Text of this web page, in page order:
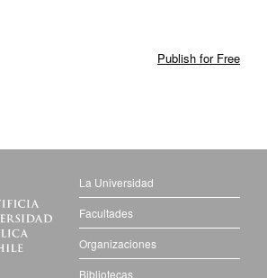
Publish for Free
La Universidad
Facultades
Organizaciones
Bibliotecas